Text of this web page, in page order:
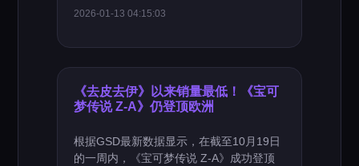
2026-01-13 04:15:03
《去皮去伊》以来销量最低！《宝可
梦传说 Z-A》仍登顶欧洲
根据GSD最新数据显示，在截至10月19日
的一周内，《宝可梦传说 Z-A》成功登顶